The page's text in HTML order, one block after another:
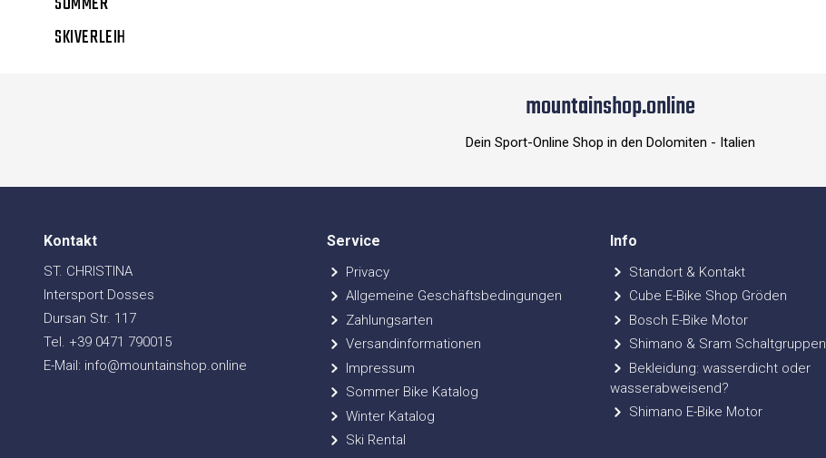
SKIVERLEIH
mountainshop.online
Dein Sport-Online Shop in den Dolomiten - Italien
Kontakt
ST. CHRISTINA
Intersport Dosses
Dursan Str. 117
Tel. +39 0471 790015
E-Mail: info@mountainshop.online
Service
Privacy
Allgemeine Geschäftsbedingungen
Zahlungsarten
Versandinformationen
Impressum
Sommer Bike Katalog
Winter Katalog
Ski Rental
Info
Standort & Kontakt
Cube E-Bike Shop Gröden
Bosch E-Bike Motor
Shimano & Sram Schaltgruppen
Bekleidung: wasserdicht oder
wasserabweisend?
Shimano E-Bike Motor